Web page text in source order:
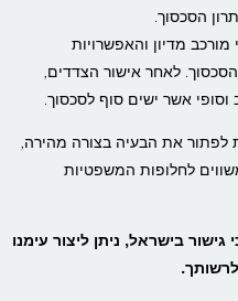
הסכסוך.
מדיון והאפשרויות
לאחר אישור הצדדים,
אשר ישים סוף לסכסוך.
לפתור את הבעיה בצורה מהירה,
לחלופות המשפטיות
בישראל, ניתן ליצור עימנו